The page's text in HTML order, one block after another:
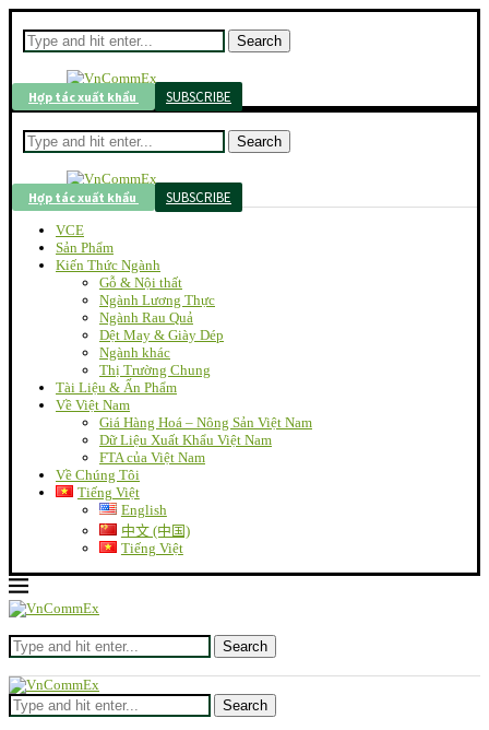
Search
Hợp tác xuất khẩu SUBSCRIBE
Search
Hợp tác xuất khẩu SUBSCRIBE
VCE
Sản Phẩm
Kiến Thức Ngành
Gỗ & Nội thất
Ngành Lương Thực
Ngành Rau Quả
Dệt May & Giày Dép
Ngành khác
Thị Trường Chung
Tài Liệu & Ấn Phẩm
Về Việt Nam
Giá Hàng Hoá – Nông Sản Việt Nam
Dữ Liệu Xuất Khẩu Việt Nam
FTA của Việt Nam
Về Chúng Tôi
Tiếng Việt
English
中文 (中国)
Tiếng Việt
Search
Search